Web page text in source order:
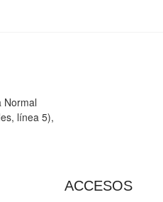
Normal
línea 5),
ACCESOS